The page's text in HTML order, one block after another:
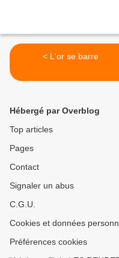
< L'or se barre
Hébergé par Overblog
Top articles
Pages
Contact
Signaler un abus
C.G.U.
Cookies et données
Préférences cookies